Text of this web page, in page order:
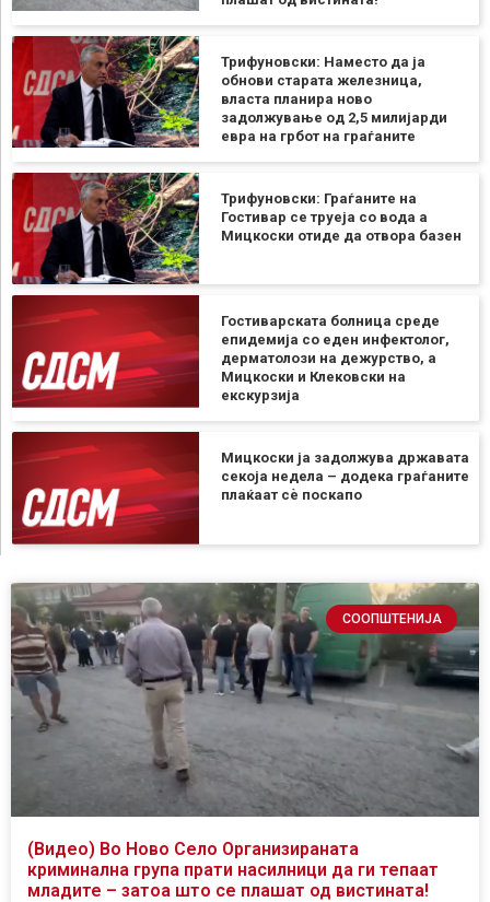
Трифуновски: Наместо да ја
обнови старата железница,
власта планира ново
задолжување од 2,5 милијарди
евра на грбот на граѓаните
Трифуновски: Граѓаните на
Гостивар се труеја со вода а
Мицкоски отиде да отвора базен
Гостиварската болница среде
епидемија со еден инфектолог,
дерматолози на дежурство, а
Мицкоски и Клековски на
екскурзија
Мицкоски ја задолжува државата
секоја недела – додека граѓаните
плаќаат сѐ поскапо
СООПШТЕНИЈА
(Видео) Во Ново Село Организираната
криминална група прати насилници да ги тепаат
младите – затоа што се плашат од вистината!